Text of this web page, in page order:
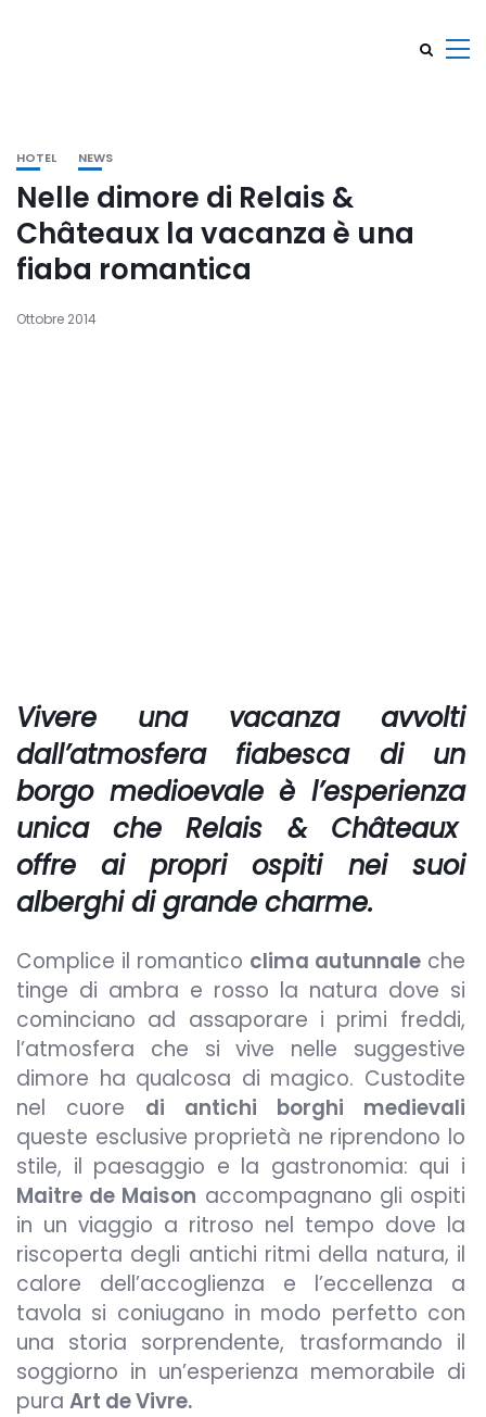
HOTEL NEWS
Nelle dimore di Relais &
Châteaux la vacanza è una
fiaba romantica
Ottobre 2014
Vivere una vacanza avvolti
dall’atmosfera fiabesca di un
borgo medioevale è l’esperienza
unica cheRelais & Châteaux
offre ai propri ospiti nei suoi
alberghi di grande charme.
Complice il romantico clima autunnaleche
tinge di ambra e rosso la natura dove si
cominciano ad assaporare i primi freddi,
l’atmosfera che si vive nelle suggestive
dimore ha qualcosa di magico. Custodite
nel cuore di antichi borghi medievali
queste esclusive proprietà ne riprendono lo
stile, il paesaggio e la gastronomia: qui i
Maitre de Maison accompagnano gli ospiti
in un viaggio a ritroso nel tempo dove la
riscoperta degli antichi ritmi della natura, il
calore dell’accoglienza e l’eccellenza a
tavola si coniugano in modo perfetto con
una storia sorprendente, trasformando il
soggiorno in un’esperienza memorabile di
pura Art de Vivre.